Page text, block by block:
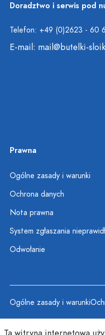
Doradztwo i serwis pod
Telefon: +49 (0)2623 - 60
E-mail: mail@butelki-
Prawna
Ogólne zasady i warunki
Ochrona danych
Nota prawna
System zgłaszania
Odwołanie
Ogólne zasady i warunki